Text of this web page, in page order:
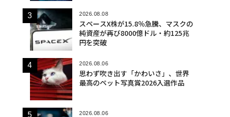
2026.08.08
スペースX株が15.8％急騰、マスクの
純資産が再び8000億ドル・約125兆
円を突破
2026.08.06
思わず吹き出す「かわいさ」、世界
最高のペット写真賞2026入選作品
2026.08.06